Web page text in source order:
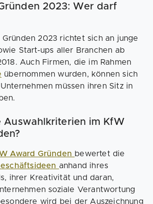
2023: Wer darf
2023 richtet sich an junge
Start-ups aller Branchen ab
Auch Firmen, die im Rahmen
übernommen wurden, können sich
müssen ihren Sitz in
Auswahlkriterien im KfW
Award Gründen bewertet die
anhand ihres
ihrer Kreativität und daran,
soziale Verantwortung
wird bei der Auszeichnung